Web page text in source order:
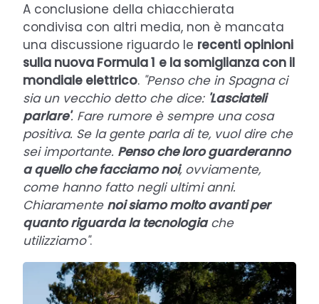
A conclusione della chiacchierata
condivisa con altri media, non è mancata
una discussione riguardo le recenti opinioni
sulla nuova Formula 1 e la somiglianza con il
mondiale elettrico. "Penso che in Spagna ci
sia un vecchio detto che dice: 'Lasciateli
parlare'. Fare rumore è sempre una cosa
positiva. Se la gente parla di te, vuol dire che
sei importante. Penso che loro guarderanno
a quello che facciamo noi, ovviamente,
come hanno fatto negli ultimi anni.
Chiaramente noi siamo molto avanti per
quanto riguarda la tecnologiache
utilizziamo".